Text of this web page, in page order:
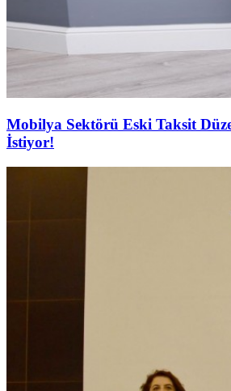
Mobilya Sektörü Eski Taksit
İstiyor!